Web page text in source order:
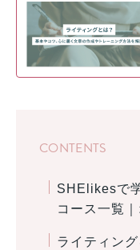
CONTENTS
SHElikesで
コース一覧
ライティン